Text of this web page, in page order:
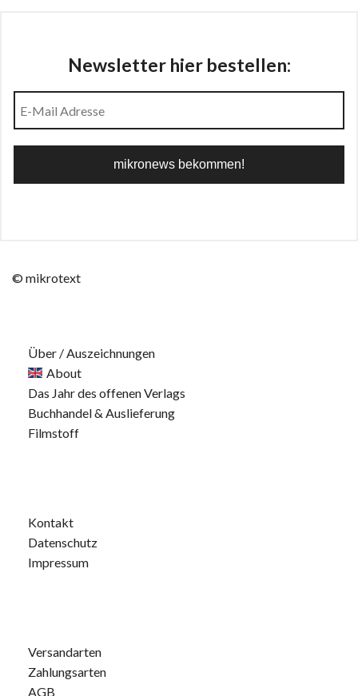
Newsletter hier bestellen:
© mikrotext
Über / Auszeichnungen
About
Das Jahr des offenen Verlags
Buchhandel & Auslieferung
Filmstoff
Kontakt
Datenschutz
Impressum
Versandarten
Zahlungsarten
AGB